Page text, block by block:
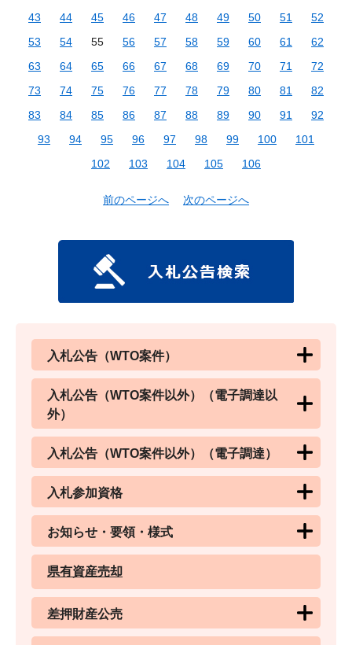
43
44 45 46 47 48 49 50 51
52
53
54 55 56 57 58 59 60 61
62
63
64 65 66 67 68 69 70 71
72
73
74 75 76 77 78 79 80 81
82
83
84 85 86 87 88 89 90 91
92
93
94 95 96 97 98 99 100
101
102
103 104 105 106
前のページへ 次のページへ
入札公告（WTO案件）
入札公告（WTO案件以外）（電子調達以
外）
入札公告（WTO案件以外）（電子調達）
入札参加資格
お知らせ・要領・様式
県有資産売却
差押財産公売